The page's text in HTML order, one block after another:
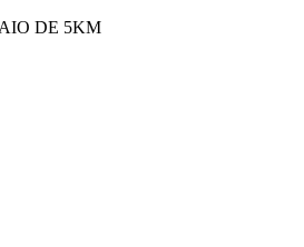
DE 5KM